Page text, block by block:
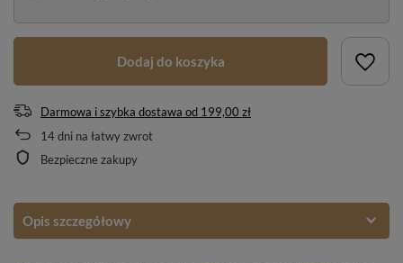
Dodaj do koszyka
Darmowa i szybka dostawa od 199,00 zł
14dni na łatwy zwrot
Bezpieczne zakupy
Opis szczegółowy